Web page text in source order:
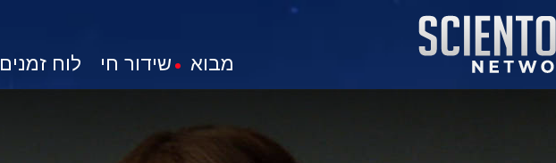
מבוא שידור חי לוח זמנים